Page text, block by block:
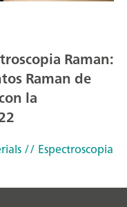
Raman:
Raman de
la
// Espectroscopia